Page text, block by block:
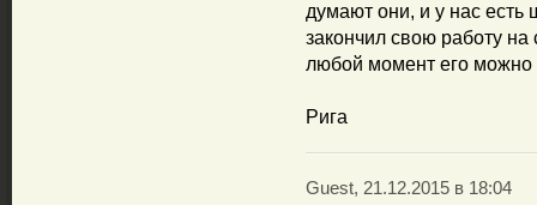
думают они, и у нас есть
закончил свою работу
любой момент его можно
Рига
Guest, 21.12.2015 в 18:04